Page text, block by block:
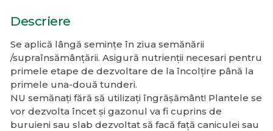
Descriere
Se aplică lângă semințe în ziua semănării
/supraînsămânțării. Asigură nutrienții necesari pentru
primele etape de dezvoltare de la încolțire până la
primele una-două tunderi.
NU semănați fără să utilizați îngrășământ! Plantele se
vor dezvolta încet și gazonul va fi cuprins de
buruieni sau slab dezvoltat să facă față caniculei sau